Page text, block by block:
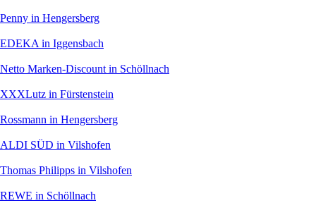
Penny in Hengersberg
EDEKA in Iggensbach
Netto Marken-Discount in Schöllnach
XXXLutz in Fürstenstein
Rossmann in Hengersberg
ALDI SÜD in Vilshofen
Thomas Philipps in Vilshofen
REWE in Schöllnach